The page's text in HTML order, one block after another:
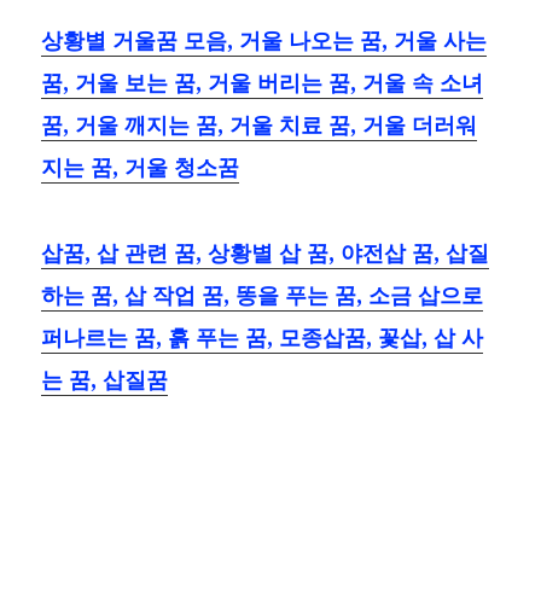
상황별 거울꿈 모음, 거울 나오는 꿈, 거울 사는
꿈, 거울 보는 꿈, 거울 버리는 꿈, 거울 속 소녀
꿈, 거울 깨지는 꿈, 거울 치료 꿈, 거울 더러워
지는 꿈, 거울 청소꿈
삽꿈, 삽 관련 꿈, 상황별 삽 꿈, 야전삽 꿈, 삽질
하는 꿈, 삽 작업 꿈, 똥을 푸는 꿈, 소금 삽으로
퍼나르는 꿈, 흙 푸는 꿈, 모종삽꿈, 꽃삽, 삽 사
는 꿈, 삽질꿈